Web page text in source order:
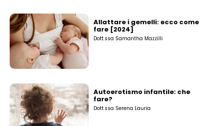
Allattare i gemelli: ecco come
fare [2024]
Dott.ssa Samantha Mazzilli
Autoerotismo infantile: che
fare?
Dott.ssa Serena Lauria